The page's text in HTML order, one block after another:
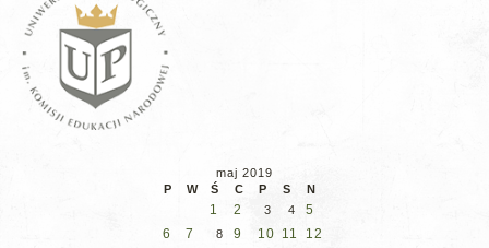
maj 2019
P
W Ś C P S N
1 2 3 4
5
6
7 8 9 10 11
12